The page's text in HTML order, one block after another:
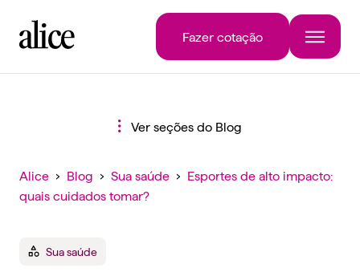
Fazer cotação
Ver seções do Blog
Alice › Blog › Sua saúde › Esportes de alto impacto:
quais cuidados tomar?
Sua saúde